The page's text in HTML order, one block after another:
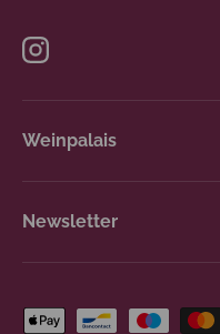
Instagram
Weinpalais
Newsletter
Zahlungsmethoden